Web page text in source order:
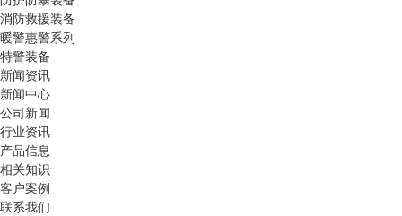
消防救援装备
暖警惠警系列
特警装备
新闻资讯
新闻中心
公司新闻
行业资讯
产品信息
相关知识
客户案例
联系我们